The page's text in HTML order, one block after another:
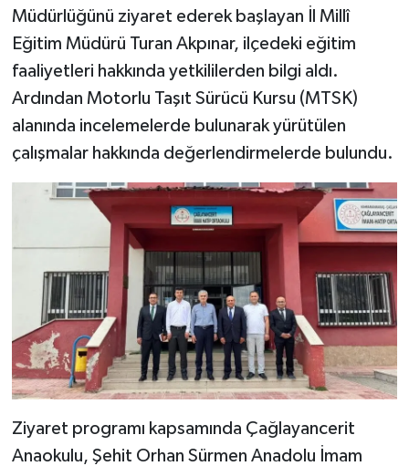
Müdürlüğünü ziyaret ederek başlayan İl Millî
Eğitim Müdürü Turan Akpınar, ilçedeki eğitim
faaliyetleri hakkında yetkililerden bilgi aldı.
Ardından Motorlu Taşıt Sürücü Kursu (MTSK)
alanında incelemelerde bulunarak yürütülen
çalışmalar hakkında değerlendirmelerde bulundu.
Ziyaret programı kapsamında Çağlayancerit
Anaokulu, Şehit Orhan Sürmen Anadolu İmam